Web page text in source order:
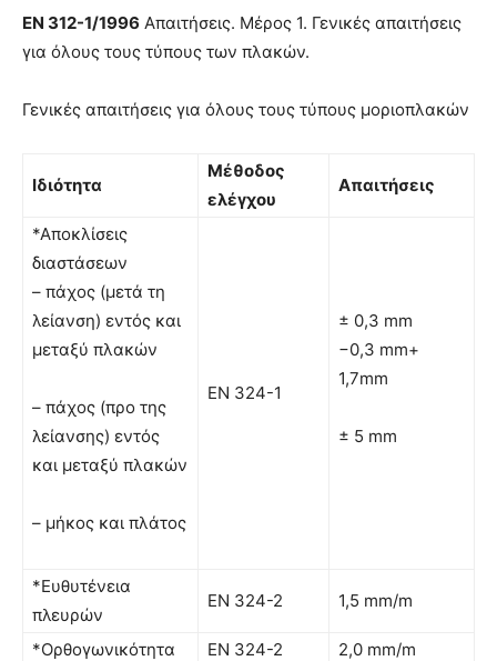
EN 312-1/1996 Απαιτήσεις. Μέρος 1. Γενικές απαιτήσεις
για όλους τους τύπους των πλακών.
Γενικές απαιτήσεις για όλους τους τύπους µοριοπλακών
Ιδιότητα
Μέθοδος
ελέγχου
Απαιτήσεις
*Αποκλίσεις
διαστάσεων
– πάχος (μετά τη
λείανση) εντός και
μεταξύ πλακών
– πάχος (προ της
λείανσης) εντός
και μεταξύ πλακών
– μήκος και πλάτος
ΕΝ 324-1
± 0,3 mm
−0,3 mm+
1,7mm
± 5 mm
*Ευθυτένεια
πλευρών
ΕΝ 324-2 1,5 mm/m
*Ορθογωνικότητα ΕΝ 324-2
2,0 mm/m